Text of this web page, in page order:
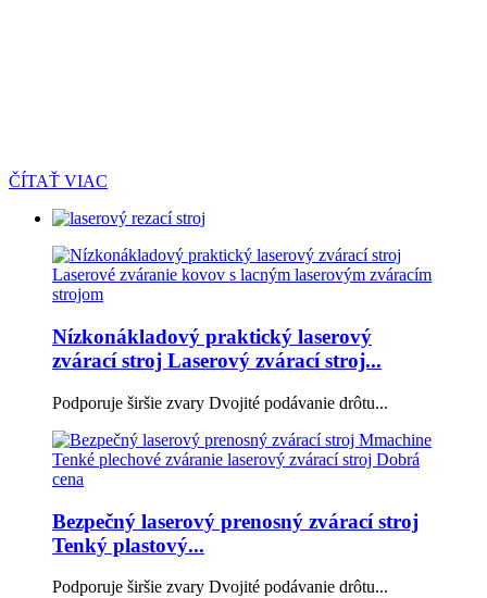
ČÍTAŤ VIAC
Nízkonákladový praktický laserový
zvárací stroj Laserový zvárací stroj...
Podporuje širšie zvary Dvojité podávanie drôtu...
Bezpečný laserový prenosný zvárací stroj
Tenký plastový...
Podporuje širšie zvary Dvojité podávanie drôtu...